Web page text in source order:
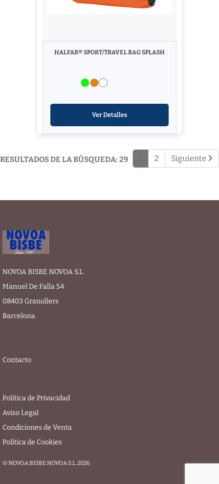
HALFAR® SPORT/TRAVEL BAG SPLASH
Ver Detalles
2 Siguiente
RESULTADOS DE LA BÚSQUEDA: 29
NOVOA BISBE NOVOA S.L.
Manuel De Falla 54
08403 Granollers
Barcelona
Contacto
Política de Privacidad
Aviso Legal
Condiciones de Venta
Política de Cookies
© NOVOA BISBE NOVOA S.L. 2026